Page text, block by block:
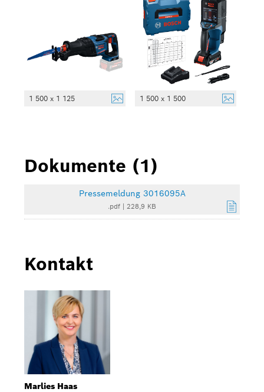
1 500 x 1 125 1 500 x 1 500
Dokumente (1)
Pressemeldung 3016095A
.pdf | 228,9 KB
Kontakt
Marlies Haas